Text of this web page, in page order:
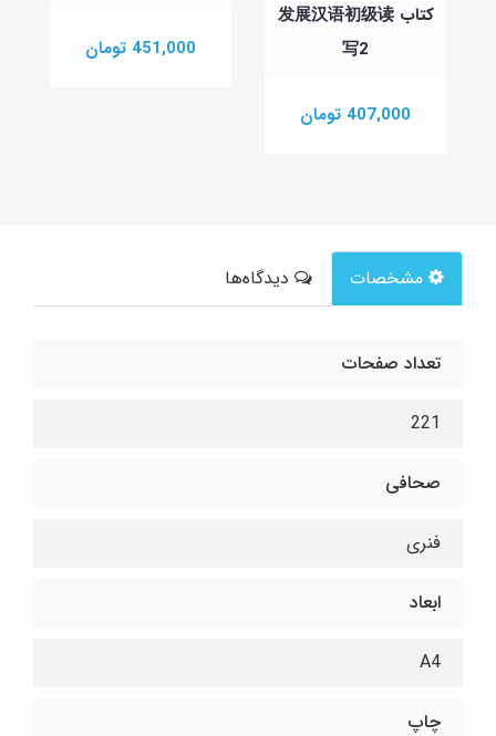
کتاب 发展汉语初级读
写2
407,000 تومان
451,000 تومان
مشخصات دیدگاه‌ها
تعداد صفحات
221
صحافی
فنری
ابعاد
A4
چاپ